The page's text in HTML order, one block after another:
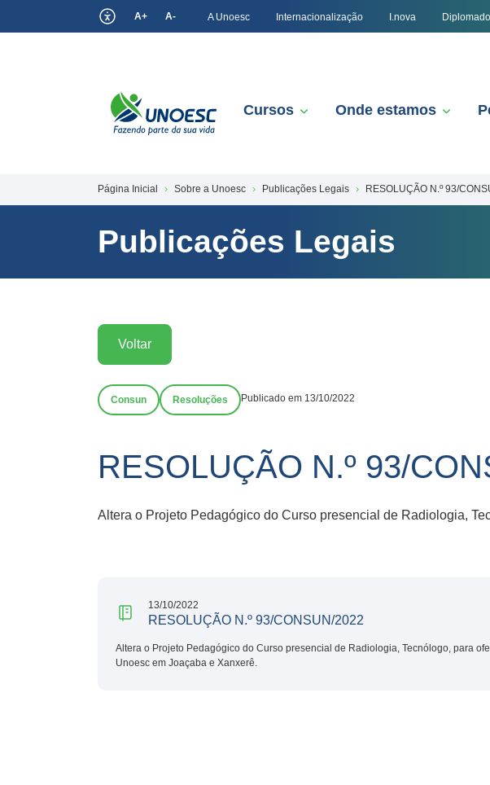
A+ A- A Unoesc Internacionalização I.nova
Cursos Onde estamos
Página Inicial Sobre a Unoesc Publicações Legais RESOLUÇÃO N.º 93/
Publicações Legais
Voltar
Consun Resoluções Publicado em 13/10/2022
RESOLUÇÃO N.º 93/
Altera o Projeto Pedagógico do Curso presencial de Radiologia,
13/10/2022
RESOLUÇÃO N.º 93/CONSUN/2022
Altera o Projeto Pedagógico do Curso presencial de Radiologia, Tecnólogo, para
Unoesc em Joaçaba e Xanxerê.